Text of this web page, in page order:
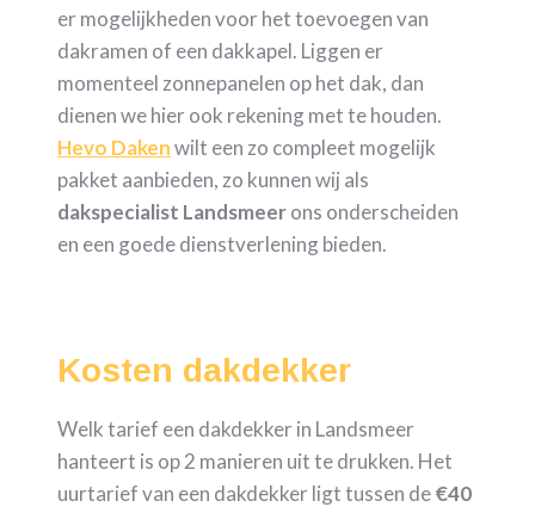
er mogelijkheden voor het toevoegen van
dakramen of een dakkapel. Liggen er
momenteel zonnepanelen op het dak, dan
dienen we hier ook rekening met te houden.
Hevo Dakenwilt een zo compleet mogelijk
pakket aanbieden, zo kunnen wij als
dakspecialist Landsmeerons onderscheiden
en een goede dienstverlening bieden.
Kosten dakdekker
Welk tarief een dakdekker in Landsmeer
hanteert is op 2 manieren uit te drukken. Het
uurtarief van een dakdekker ligt tussen de€40